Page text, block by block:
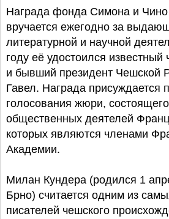
Награда фонда Симона и Чино
вручается ежегодно за
литературной и научной
году её удостоился известный
и бывший президент Чешской
Гавел. Награда присуждается
голосования жюри,
общественных деятелей
которых являются членами
Академии.
Милан Кундера (родился 1
Брно) считается одним из
писателей чешского